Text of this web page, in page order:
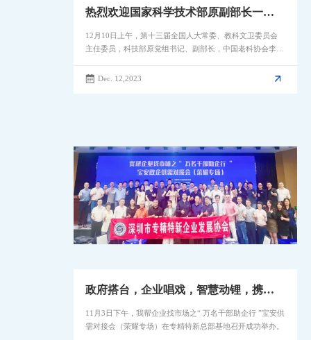
热烈欢迎国家科学技术部原副部长一行
12月10日上午，第十三届全国人大常委、教科文卫委员会
主任委员，科技部原党组书记、副部⻓，中国老科协会李学
Dec. 12,2023
政府搭台，企业唱戏，智慧动锂，携手
11月3日下午，我帮企业找市场之“ 万名干部助企行 ”宝安供
需对接会（荣耀专场）在专精特新总部基地召开成功举办。